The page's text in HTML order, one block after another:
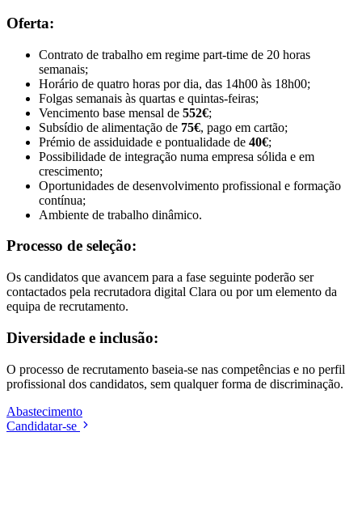
Oferta:
Contrato de trabalho em regime part-time de 20 horas
semanais;
Horário de quatro horas por dia, das 14h00 às 18h00;
Folgas semanais às quartas e quintas-feiras;
Vencimento base mensal de 552€;
Subsídio de alimentação de 75€, pago em cartão;
Prémio de assiduidade e pontualidade de 40€;
Possibilidade de integração numa empresa sólida e em
crescimento;
Oportunidades de desenvolvimento profissional e formação
contínua;
Ambiente de trabalho dinâmico.
Processo de seleção:
Os candidatos que avancem para a fase seguinte poderão ser
contactados pela recrutadora digital Clara ou por um elemento da
equipa de recrutamento.
Diversidade e inclusão:
O processo de recrutamento baseia-se nas competências e no perfil
profissional dos candidatos, sem qualquer forma de discriminação.
Abastecimento
Candidatar-se